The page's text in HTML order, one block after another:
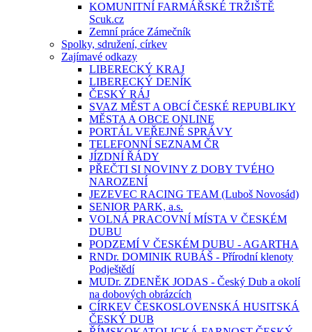
KOMUNITNÍ FARMÁŘSKÉ TRŽIŠTĚ
Scuk.cz
Zemní práce Zámečník
Spolky, sdružení, církev
Zajímavé odkazy
LIBERECKÝ KRAJ
LIBERECKÝ DENÍK
ČESKÝ RÁJ
SVAZ MĚST A OBCÍ ČESKÉ REPUBLIKY
MĚSTA A OBCE ONLINE
PORTÁL VEŘEJNÉ SPRÁVY
TELEFONNÍ SEZNAM ČR
JÍZDNÍ ŘÁDY
PŘEČTI SI NOVINY Z DOBY TVÉHO
NAROZENÍ
JEZEVEC RACING TEAM (Luboš Novosád)
SENIOR PARK, a.s.
VOLNÁ PRACOVNÍ MÍSTA V ČESKÉM
DUBU
PODZEMÍ V ČESKÉM DUBU - AGARTHA
RNDr. DOMINIK RUBÁŠ - Přírodní klenoty
Podještědí
MUDr. ZDENĚK JODAS - Český Dub a okolí
na dobových obrázcích
CÍRKEV ČESKOSLOVENSKÁ HUSITSKÁ
ČESKÝ DUB